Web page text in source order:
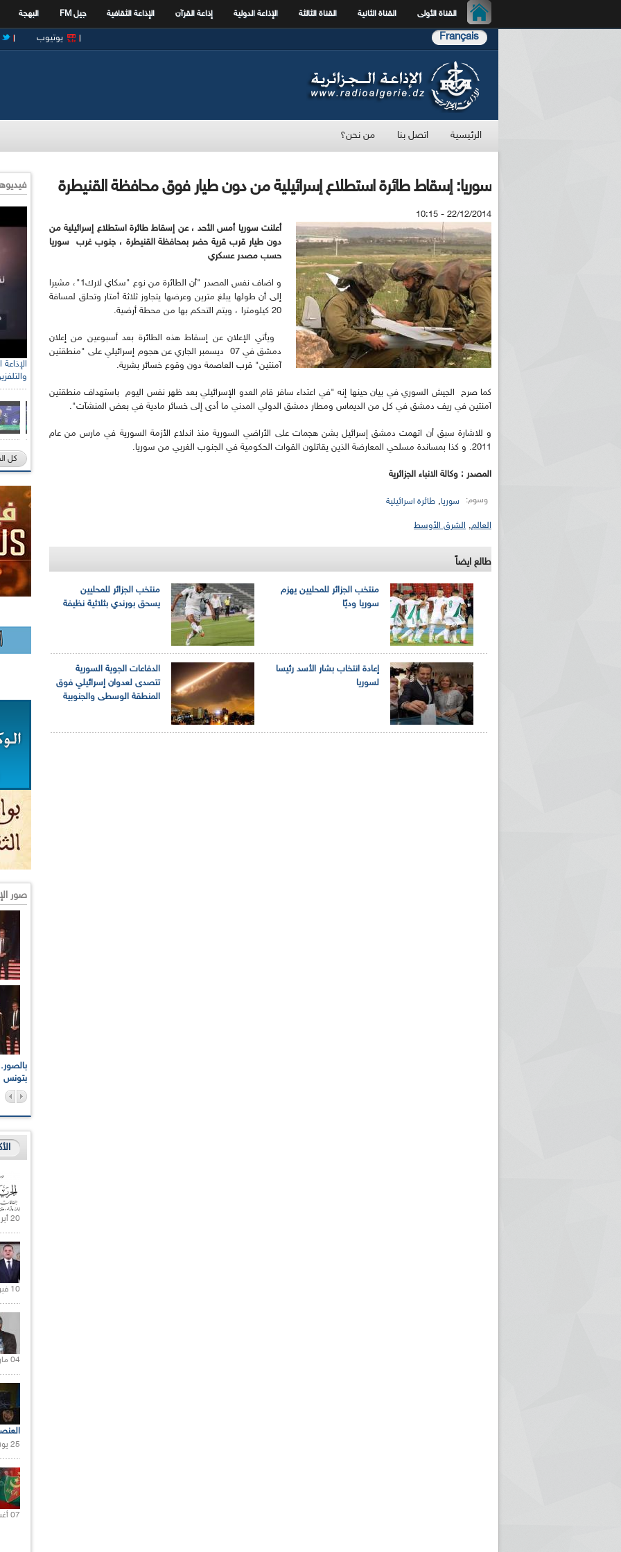
القناة الأولى القناة الثانية القناة الثالثة الإذاعة الدولية إذاعة القرآن الإذاعة الثقافية جيل FM البهجة
Français يوتيوب
الرئيسية اتصل بنا من نحن؟
سوريا: إسقاط طائرة استطلاع إسرائيلية من دون طيار فوق محافظة القنيطرة
22/12/2014 - 10:15
أعلنت سوريا أمس الأحد ، عن إسقاط طائرة استطلاع إسرائيلية من
دون طيار قرب قرية حضر بمحافظة القنيطرة ، جنوب غرب سوريا
حسب مصدر عسكري
و اضاف نفس المصدر "أن الطائرة من نوع "سكاي لارك1"، مشيرا
إلى أن طولها يبلغ مترين وعرضها يتجاوز ثلاثة أمتار وتحلق لمسافة
20 كيلومترا ، ويتم التحكم بها من محطة أرضية.
ويأتي الإعلان عن إسقاط هذه الطائرة بعد أسبوعين من إعلان
دمشق في 07 ديسمبر الجاري عن هجوم إسرائيلي على "منطقتين
آمنتين" قرب العاصمة دون وقوع خسائر بشرية.
كما صرح الجيش السوري في بيان حينها إنه "في اعتداء سافر قام العدو الإسرائيلي بعد ظهر نفس اليوم باستهداف منطقتين
آمنتين في ريف دمشق في كل من الديماس ومطار دمشق الدولي المدني ما أدى إلى خسائر مادية في بعض المنشآت".
و للاشارة سبق أن اتهمت دمشق إسرائيل بشن هجمات على الأراضي السورية منذ اندلاع الأزمة السورية في مارس من عام
2011. و كذا بمساندة مسلحي المعارضة الذين يقاتلون القوات الحكومية في الجنوب الغربي من سوريا.
المصدر : وكالة الانباء الجزائرية
وسوم: سوريا, طائرة اسرائيلية
العالم, الشرق الأوسط
طالع ايضاً
منتخب الجزائر للمحليين
يسحق بورندي بثلاثية نظيفة
منتخب الجزائر للمحليين يهزم
سوريا وديًا
الدفاعات الجوية السورية
تتصدى لعدوان إسرائيلي فوق
المنطقة الوسطى والجنوبية
إعادة انتخاب بشار الأسد رئيسا
لسوريا
كل
صور
بتونس
20 أبريل 2021 |
10 فبراير 2021 |
04 مارس 2020 |
25 يونيو 2021 |
07 أغسطس 2021 |